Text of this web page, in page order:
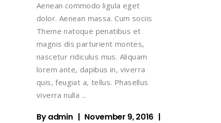
Aenean commodo ligula eget
dolor. Aenean massa. Cum sociis
Theme natoque penatibus et
magnis dis parturient montes,
nascetur ridiculus mus. Aliquam
lorem ante, dapibus in, viverra
quis, feugiat a, tellus. Phasellus
viverra nulla
Byadmin
November 9, 2016